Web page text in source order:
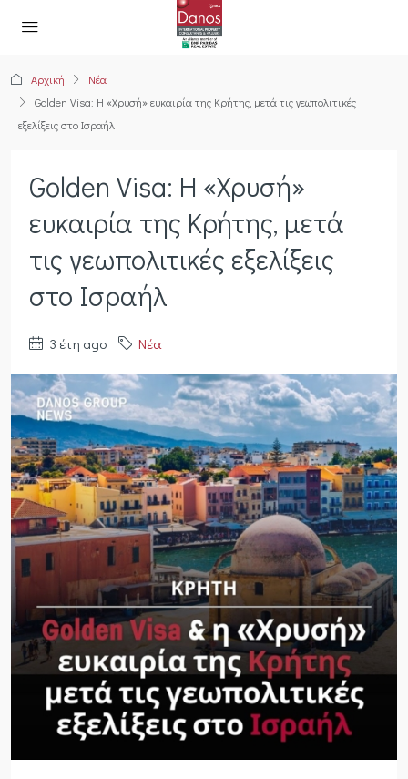
Αρχική
Νέα
Golden Visa: Η «Χρυσή» ευκαιρία της Κρήτης, μετά τις γεωπολιτικές
εξελίξεις στο Ισραήλ
Golden Visa: Η «Χρυσή»
ευκαιρία της Κρήτης, μετά
τις γεωπολιτικές εξελίξεις
στο Ισραήλ
3 έτη ago Νέα